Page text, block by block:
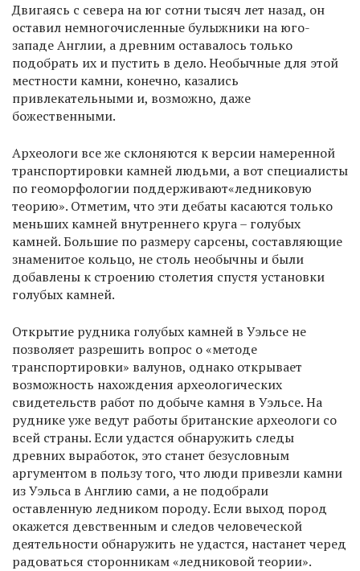
Двигаясь с севера на юг сотни тысяч лет назад, он
оставил немногочисленные булыжники на юго-
западе Англии, а древним оставалось только
подобрать их и пустить в дело. Необычные для этой
местности камни, конечно, казались
привлекательными и, возможно, даже
божественными.
Археологи все же склоняются к версии намеренной
транспортировки камней людьми, а вот специалисты
по геоморфологии поддерживают«ледниковую
теорию». Отметим, что эти дебаты касаются только
меньших камней внутреннего круга – голубых
камней. Большие по размеру сарсены, составляющие
знаменитое кольцо, не столь необычны и были
добавлены к строению столетия спустя установки
голубых камней.
Открытие рудника голубых камней в Уэльсе не
позволяет разрешить вопрос о «методе
транспортировки» валунов, однако открывает
возможность нахождения археологических
свидетельств работ по добыче камня в Уэльсе. На
руднике уже ведут работы британские археологи со
всей страны. Если удастся обнаружить следы
древних выработок, это станет безусловным
аргументом в пользу того, что люди привезли камни
из Уэльса в Англию сами, а не подобрали
оставленную ледником породу. Если выход пород
окажется девственным и следов человеческой
деятельности обнаружить не удастся, настанет черед
радоваться сторонникам «ледниковой теории».